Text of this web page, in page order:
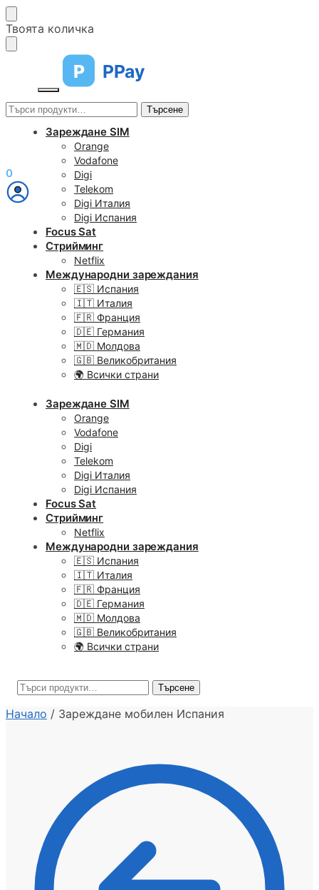
Skip
to
Skip
to
Твоята количка
P PPay
Търсене
Търсене
0
Търсене
Търсене
Зареждане SIM
Orange
Vodafone
Digi
Telekom
Digi Италия
Digi Испания
Focus Sat
Стрийминг
Netflix
Международни зареждания
🇪🇸 Испания
🇮🇹 Италия
🇫🇷 Франция
🇩🇪 Германия
🇲🇩 Молдова
🇬🇧 Великобритания
🌍 Всички страни
Зареждане SIM
Orange
Vodafone
Digi
Telekom
Digi Италия
Digi Испания
Focus Sat
Стрийминг
Netflix
Международни зареждания
🇪🇸 Испания
🇮🇹 Италия
🇫🇷 Франция
🇩🇪 Германия
🇲🇩 Молдова
🇬🇧 Великобритания
🌍 Всички страни
Начало / Зареждане мобилен Испания